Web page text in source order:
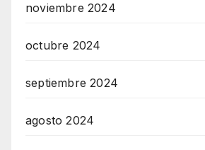
noviembre 2024
octubre 2024
septiembre 2024
agosto 2024